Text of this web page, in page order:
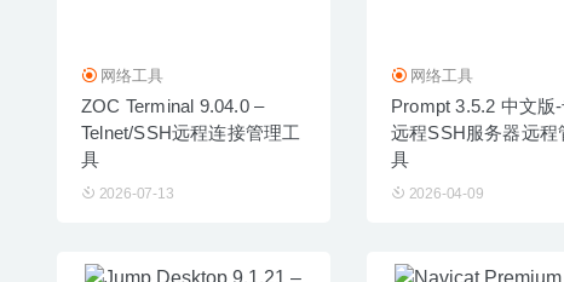
网络工具
ZOC Terminal 9.04.0 –
Telnet/SSH远程连接管理工
具
2026-07-13
网络工具
Prompt 3.5.2 中文版
远程SSH服务器远程
具
2026-04-09